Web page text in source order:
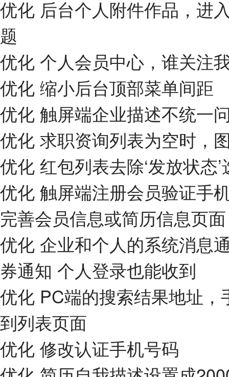
优化 后台个人附件作品，进
题
优化 个人会员中心，谁关注
优化 缩小后台顶部菜单间距
优化 触屏端企业描述不统一
优化 求职资询列表为空时，
优化 红包列表去除‘发放状态’
优化 触屏端注册会员验证手
完善会员信息或简历信息页面
优化 企业和个人的系统消息
券通知 个人登录也能收到
优化 PC端的搜索结果地址
到列表页面
优化 修改认证手机号码